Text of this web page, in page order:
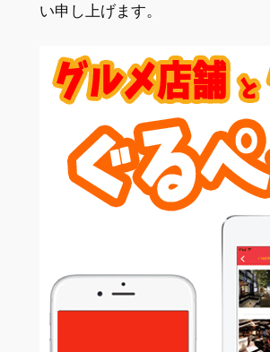
い申し上げます。